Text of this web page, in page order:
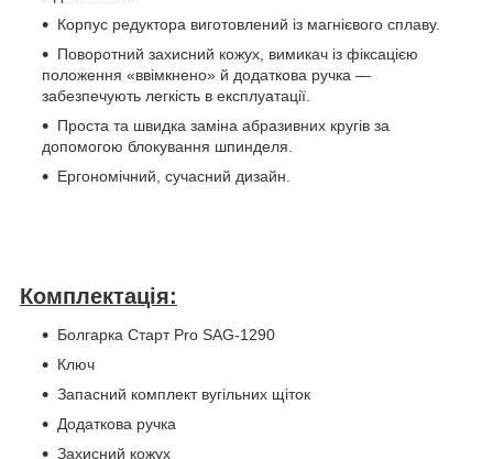
Корпус редуктора виготовлений із магнієвого сплаву.
Поворотний захисний кожух, вимикач із фіксацією
положення «ввімкнено» й додаткова ручка —
забезпечують легкість в експлуатації.
Проста та швидка заміна абразивних кругів за
допомогою блокування шпинделя.
Ергономічний, сучасний дизайн.
Комплектація:
Болгарка Старт Pro SAG-1290
Ключ
Запасний комплект вугільних щіток
Додаткова ручка
Захисний кожух